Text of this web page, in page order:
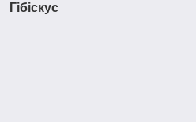
Гібіскус